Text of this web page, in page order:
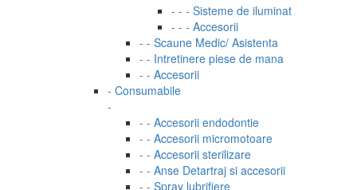
- - - Sisteme de iluminat
- - - Accesorii
- - Scaune Medic/ Asistenta
- - Intretinere piese de mana
- - Accesorii
- Consumabile
-
- - Accesorii endodontie
- - Accesorii micromotoare
- - Accesorii sterilizare
- - Anse Detartraj si accesorii
- - Spray lubrifiere